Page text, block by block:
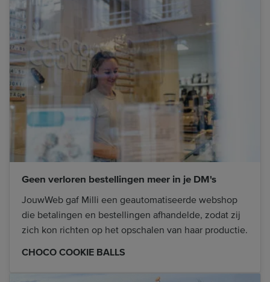
Geen verloren bestellingen meer in je DM's
JouwWeb gaf Milli een geautomatiseerde webshop
die betalingen en bestellingen afhandelde, zodat zij
zich kon richten op het opschalen van haar productie.
CHOCO COOKIE BALLS